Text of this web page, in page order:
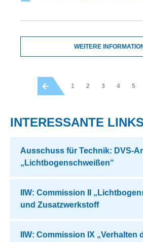
WEITERE
1 2 3 4 5
INTERESSANTE LINKS
Ausschuss für Technik: DVS-
„Lichtbogenschweißen“
IIW: Commission II
und Zusatzwerkstoff
IIW: Commission IX „Verhalten